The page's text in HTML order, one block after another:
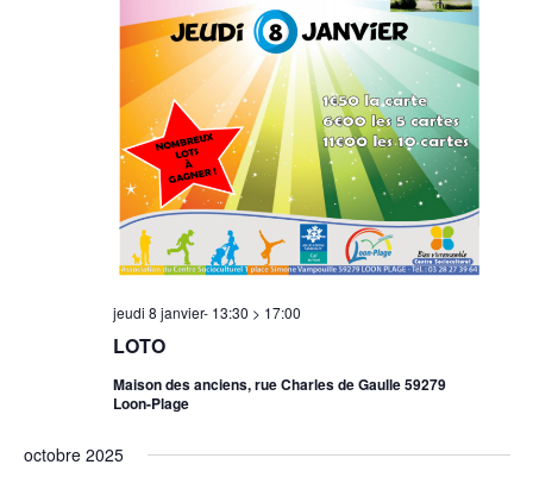
LOTO
jeudi 8 janvier- 13:30 > 17:00
Maison des anciens, rue Charles de Gaulle 59279
Loon-Plage
octobre 2025